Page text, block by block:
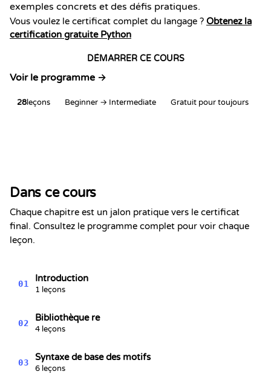
exemples concrets et des défis pratiques.
Vous voulez le certificat complet du langage ? Obtenez la
certification gratuite Python
DÉMARRER CE COURS
Voir le programme →
28leçons Beginner → Intermediate Gratuit pour toujours
RegEx en Python
Kevin
Spektor, CTO
8/9/2026
Date
Dans ce cours
Chaque chapitre est un jalon pratique vers le certificat
final. Consultez le programme complet pour voir chaque
leçon.
01
Introduction
1 leçons
02
Bibliothèque re
4 leçons
03
Syntaxe de base des motifs
6 leçons